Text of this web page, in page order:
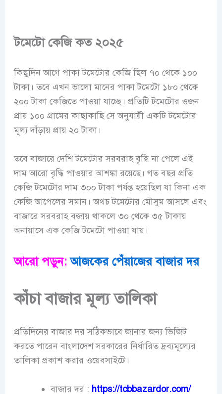
টমেটো কেজি কত ২০২৫
কিছুদিন আগে পাকা টমেটোর কেজি ছিল ৭০ থেকে ১০০
টাকা। তবে এখন ভালো মানের পাকা টমেটো ১৮০ থেকে
২০০ টাকা কেজিতে পাওয়া যাচ্ছে। প্রতিটি টমেটোর ওজন
প্রায় ১০০ গ্রামের কাছাকাছি সে অনুযায়ী একটি টমেটোর
মূল্য দাঁড়ায় প্রায় ২০ টাকা।
তবে বাজারে দেশি টমেটোর সরবরাহ বৃদ্ধি না পেলে এই
দাম আরো বৃদ্ধি পাওয়ার আশঙ্কা রয়েছে। গত বছর প্রতি
কেজি টমেটোর দাম ৩০০ টাকা পর্যন্ত হয়েছিল যা কিনা এক
কেজি আপেলের সমান। অথচ টমেটোর মৌসুম আসলে এবং
বাজারে সরবরাহ বজায় থাকলে ৩০ থেকে ৩৫ টাকায়
অনায়াসে এক কেজি টমেটো পাওয়া যায়।
আরো পড়ুন:আজকের পেঁয়াজের বাজার দর
কাঁচা বাজার মূল্য তালিকা
প্রতিদিনের বাজার দর সঠিকভাবে জানার জন্য ভিজিট
করতে পারেন বাংলাদেশ সরকারের নির্ধারিত দ্রব্যমূল্যের
তালিকা প্রকাশ করার ওয়েবসাইটে।
বাজার দর : https://tcbbazardor.com/